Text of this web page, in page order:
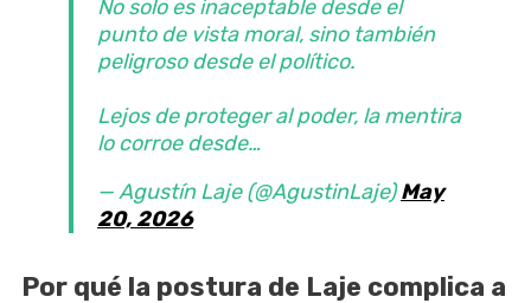
No solo es inaceptable desde el
punto de vista moral, sino también
peligroso desde el político.
Lejos de proteger al poder, la mentira
lo corroe desde…
— Agustín Laje (@AgustinLaje)May
20, 2026
Por qué la postura de Laje complica a